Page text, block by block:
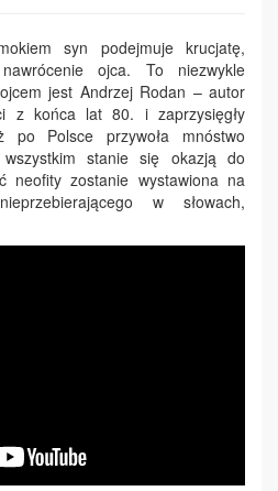
syn podejmuje krucjatę,
ojca. To niezwykle
jest Andrzej Rodan – autor
z końca lat 80. i zaprzysięgły
po Polsce przywoła mnóstwo
stanie się okazją do
neofity zostanie wystawiona na
w słowach,